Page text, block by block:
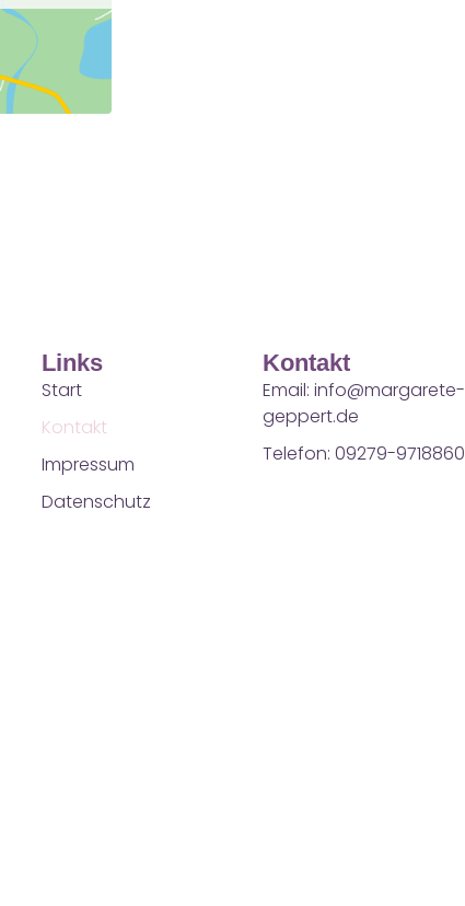
Links
Start
Kontakt
Impressum
Datenschutz
Kontakt
Email: info@margarete-
geppert.de
Telefon: 09279-9718860